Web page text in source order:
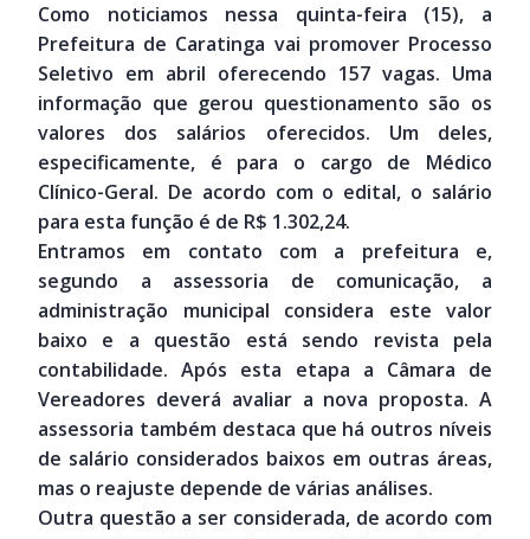
Como noticiamos nessa quinta-feira (15), a
Prefeitura de Caratinga vai promover Processo
Seletivo em abril oferecendo 157 vagas. Uma
informação que gerou questionamento são os
valores dos salários oferecidos. Um deles,
especificamente, é para o cargo de Médico
Clínico-Geral. De acordo com o edital, o salário
para esta função é de R$ 1.302,24.
Entramos em contato com a prefeitura e,
segundo a assessoria de comunicação, a
administração municipal considera este valor
baixo e a questão está sendo revista pela
contabilidade. Após esta etapa a Câmara de
Vereadores deverá avaliar a nova proposta. A
assessoria também destaca que há outros níveis
de salário considerados baixos em outras áreas,
mas o reajuste depende de várias análises.
Outra questão a ser considerada, de acordo com